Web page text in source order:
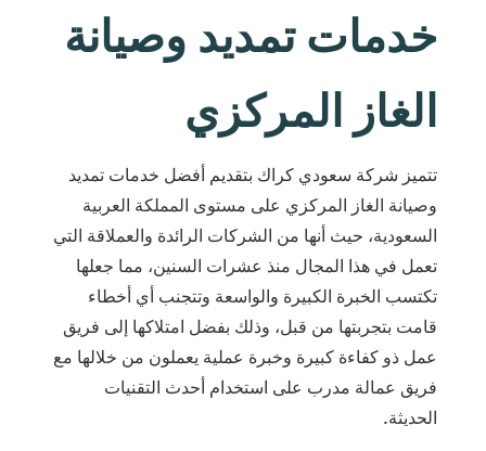
خدمات تمديد وصيانة
الغاز المركزي
تتميز شركة سعودي كراك بتقديم أفضل خدمات تمديد
وصيانة الغاز المركزي على مستوى المملكة العربية
السعودية، حيث أنها من الشركات الرائدة والعملاقة التي
تعمل في هذا المجال منذ عشرات السنين، مما جعلها
تكتسب الخبرة الكبيرة والواسعة وتتجنب أي أخطاء
قامت بتجربتها من قبل، وذلك بفضل امتلاكها إلى فريق
عمل ذو كفاءة كبيرة وخبرة عملية يعملون من خلالها مع
فريق عمالة مدرب على استخدام أحدث التقنيات
الحديثة.